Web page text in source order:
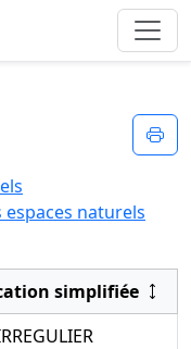
naturels
simplifiée